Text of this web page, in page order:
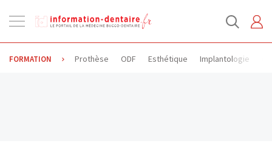
la
FORMATION Prothèse ODF Esthétique Implantologie